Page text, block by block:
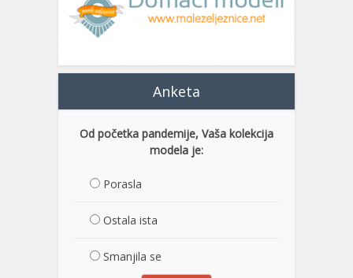
Anketa
Od početka pandemije, Vaša kolekcija
modela je:
Porasla
Ostala ista
Smanjila se